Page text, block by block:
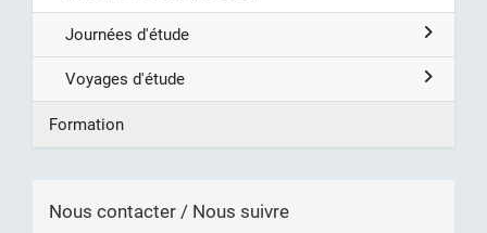
Journées d'étude
Voyages d'étude
Formation
Nous contacter / Nous suivre